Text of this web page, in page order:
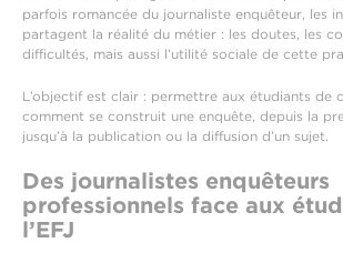
parfois romancée du journaliste enquêteur, les
partagent la réalité du métier : les doutes, les
difficultés, mais aussi l’utilité sociale de cette
L’objectif est clair : permettre aux étudiants de
comment se construit une enquête, depuis la
jusqu’à la publication ou la diffusion d’un sujet.
Des journalistes enquêteurs
professionnels face aux
l’EFJ